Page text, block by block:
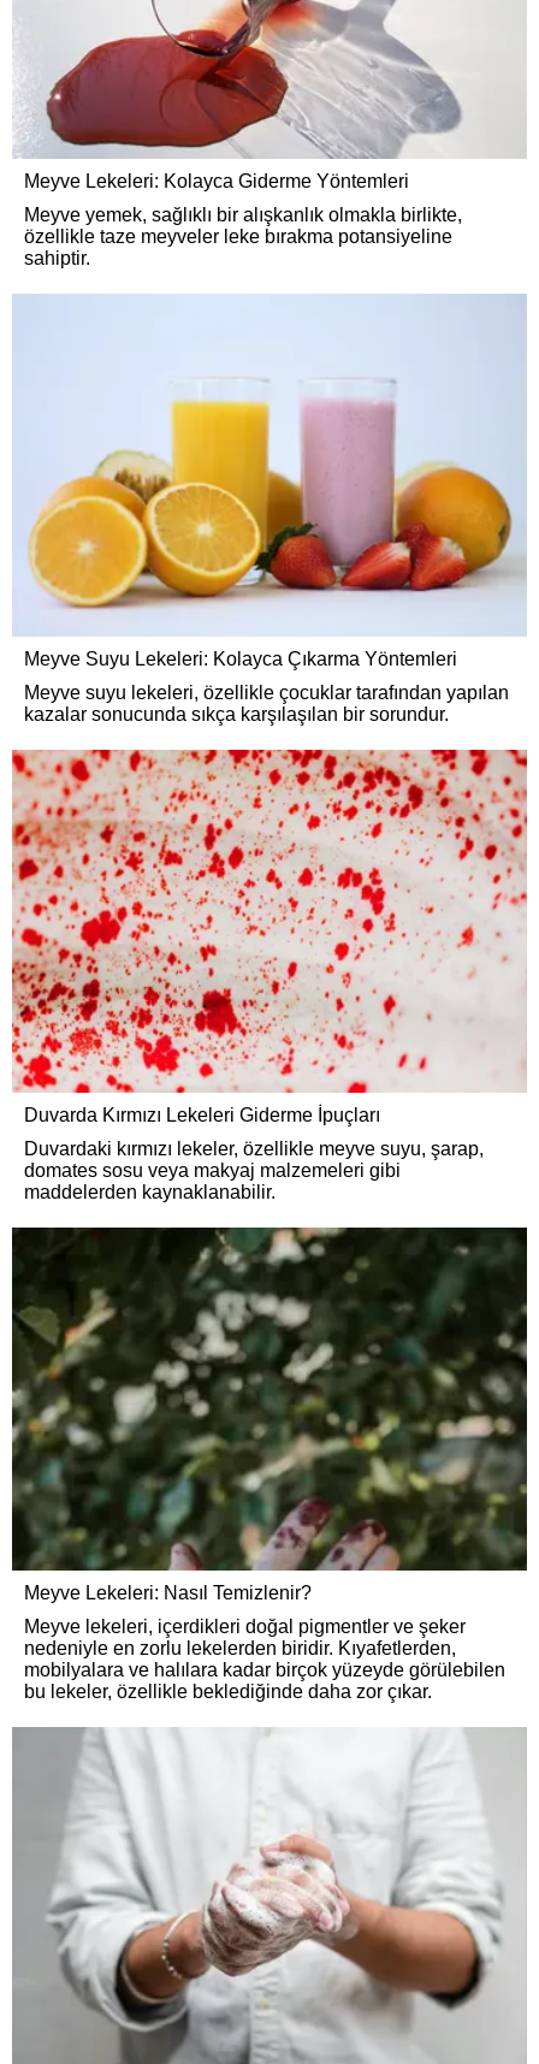
Meyve Lekeleri: Kolayca Giderme Yöntemleri
Meyve yemek, sağlıklı bir alışkanlık olmakla birlikte,
özellikle taze meyveler leke bırakma potansiyeline
sahiptir.
Meyve Suyu Lekeleri: Kolayca Çıkarma Yöntemleri
Meyve suyu lekeleri, özellikle çocuklar tarafından yapılan
kazalar sonucunda sıkça karşılaşılan bir sorundur.
Duvarda Kırmızı Lekeleri Giderme İpuçları
Duvardaki kırmızı lekeler, özellikle meyve suyu, şarap,
domates sosu veya makyaj malzemeleri gibi
maddelerden kaynaklanabilir.
Meyve Lekeleri: Nasıl Temizlenir?
Meyve lekeleri, içerdikleri doğal pigmentler ve şeker
nedeniyle en zorlu lekelerden biridir. Kıyafetlerden,
mobilyalara ve halılara kadar birçok yüzeyde görülebilen
bu lekeler, özellikle beklediğinde daha zor çıkar.